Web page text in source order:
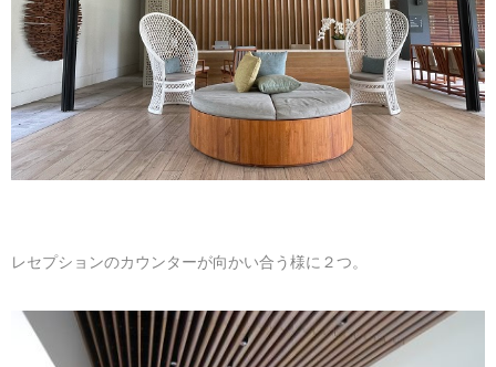
レセプションのカウンターが向かい合う様に２つ。